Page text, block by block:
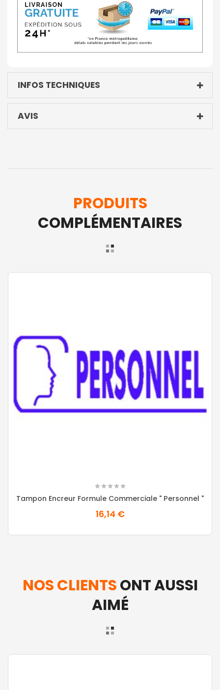
INFOS TECHNIQUES
AVIS
PRODUITS
COMPLÉMENTAIRES
Tampon Encreur Formule Commerciale " Personnel "
16,14 €
NOS CLIENTSONT AUSSI
AIMÉ